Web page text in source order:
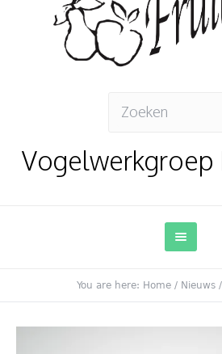
Vogelwerkgroep
You are here: Home / Nieuws /